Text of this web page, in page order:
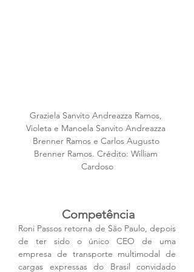
Graziela Sanvito Andreazza Ramos,
Violeta e Manoela Sanvito Andreazza
Brenner Ramos e Carlos Augusto
Brenner Ramos. Crédito: William
Cardoso
Competência
Roni Passos retorna de São Paulo, depois
de ter sido o único CEO de uma
empresa de transporte multimodal de
cargas expressas do Brasil convidado